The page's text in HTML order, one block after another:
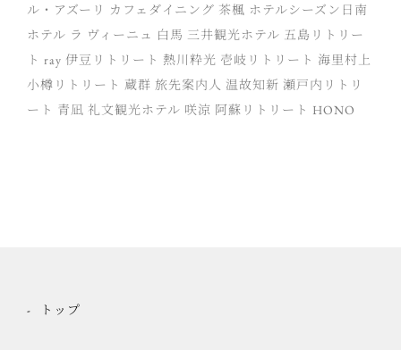
ル・アズーリ
カフェダイニング 茶楓 ホテルシーズン日南
ホテル ラ ヴィーニュ 白馬 三井観光ホテル 五島リトリー
ト ray 伊豆リトリート 熱川粋光 壱岐リトリート 海里村上
小樽リトリート 蔵群 旅先案内人 温故知新 瀬戸内リトリ
ート 青凪 礼文観光ホテル 咲涼 阿蘇リトリート HONO
トップ